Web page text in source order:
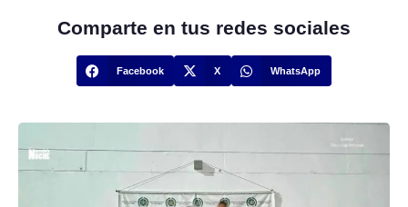
Comparte en tus redes sociales
Facebook X WhatsApp